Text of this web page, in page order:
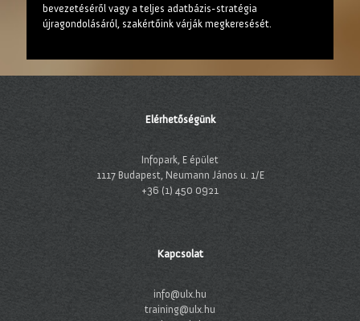
bevezetéséről vagy a teljes adatbázis-stratégia
újragondolásáról, szakértőink várják megkeresését.
Elérhetőségünk
Infopark, E épület
1117 Budapest, Neumann János u. 1/E
+36 (1) 450 0921
Kapcsolat
info@ulx.hu
training@ulx.hu